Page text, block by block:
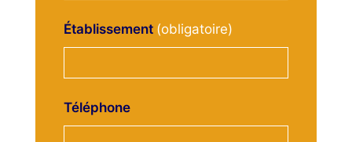
Établissement
Téléphone